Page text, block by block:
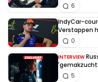
6
IndyCar-
Verstappen
0
INTERVIEW
5